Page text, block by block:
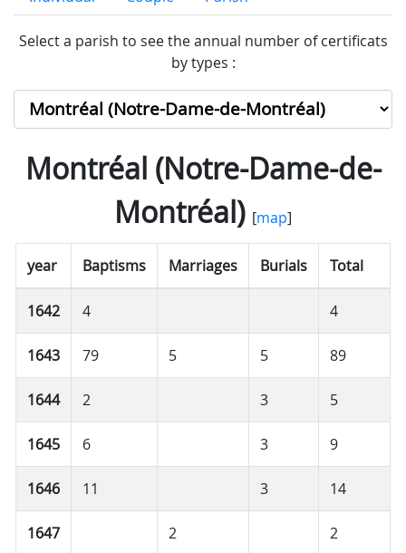
Select a parish to see the annual number of certificats
by types :
Montréal (Notre-Dame-de-
Montréal)[map]
year Baptisms Marriages Burials Total
1642 4 4
1643 79 5 5 89
1644 2 3 5
1645 6 3 9
1646 11 3 14
1647 2 2